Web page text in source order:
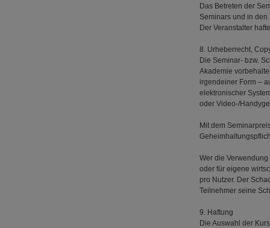
Das Betreten der
Seminars und in
Der Veranstalter
8. Urheberrecht,
Die Seminar- bzw.
Akademie
irgendeiner Form –
elektronischer
oder Video-/
Mit dem
Wer die
oder für eigene
pro Nutzer. Der
Teilnehmer seine
9. Haftung
Die Auswahl der